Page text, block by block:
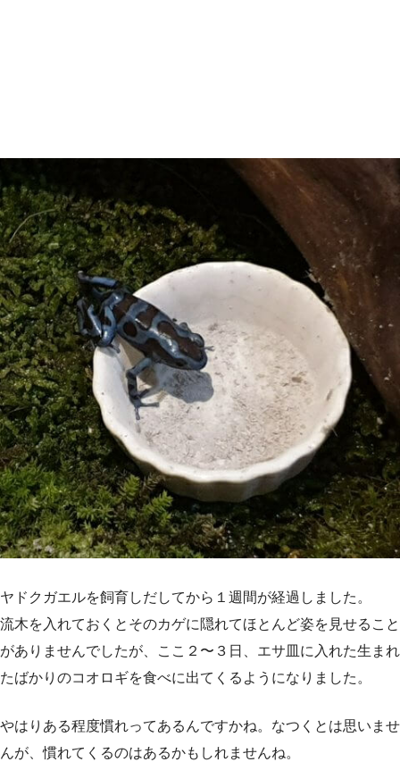
ヤドクガエルを飼育しだしてから１週間が経過しました。
流木を入れておくとそのカゲに隠れてほとんど姿を見せること
がありませんでしたが、ここ２〜３日、エサ皿に入れた生まれ
たばかりのコオロギを食べに出てくるようになりました。
やはりある程度慣れってあるんですかね。なつくとは思いませ
んが、慣れてくるのはあるかもしれませんね。